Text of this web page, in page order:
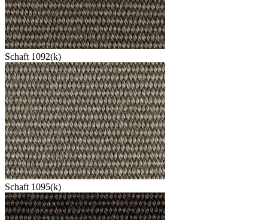
Schaft 1092(k)
Schaft 1095(k)